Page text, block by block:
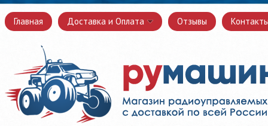
Главная Доставка и Оплата Отзывы